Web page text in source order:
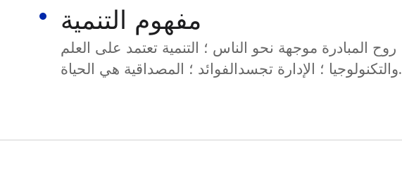
مفهوم التنمية
روح المبادرة موجهة نحو الناس ؛ التنمية تعتمد على العلم
والتكنولوجيا ؛ الإدارة تجسدالفوائد ؛ المصداقية هي الحياة.